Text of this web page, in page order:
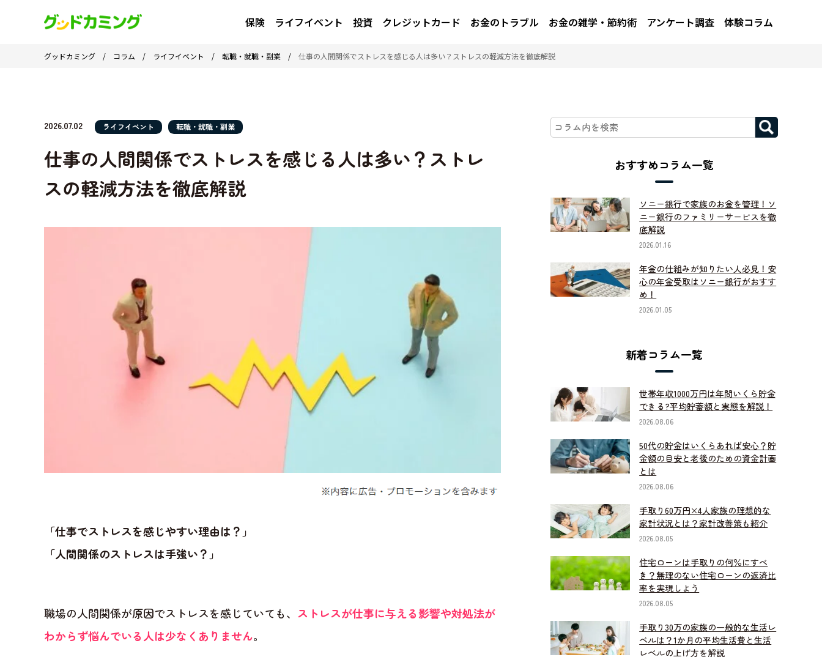
保険 ライフイベント 投資 クレジットカード お金のトラブル お金の雑学・節約術 アンケート調査 体験コラム
グッドカミング / コラム / ライフイベント / 転職・就職・副業 / 仕事の人間関係でストレスを感じる人は多い？ストレスの軽減方法を徹底解説
2026.07.02 ライフイベント 転職・就職・副業
仕事の人間関係でストレスを感じる人は多い？ストレ
スの軽減方法を徹底解説
「仕事でストレスを感じやすい理由は？」
「人間関係のストレスは手強い？」
職場の人間関係が原因でストレスを感じていても、 ストレスが仕事に与える影響や対処法が
わからず悩んでいる人は少なくありません。
おすすめコラム一覧
ソニー銀行で家族のお金を管理！ソ
ニー銀行のファミリーサービスを徹
底解説
2026.01.16
年金の仕組みが知りたい人必見！安
心の年金受取はソニー銀行がおすす
め！
2026.01.05
新着コラム一覧
世帯年収1000万円は年間いくら貯金
できる?平均貯蓄額と実態を解説！
2026.08.06
50代の貯金はいくらあれば安心？貯
金額の目安と老後のための資金計画
とは
2026.08.06
手取り60万円×4人家族の理想的な
家計状況とは？家計改善策も紹介
2026.08.05
住宅ローンは手取りの何％にすべ
き？無理のない住宅ローンの返済比
率を実現しよう
2026.08.05
手取り30万の家族の一般的な生活レ
ベルは？1か月の平均生活費と生活
レベルの上げ方を解説